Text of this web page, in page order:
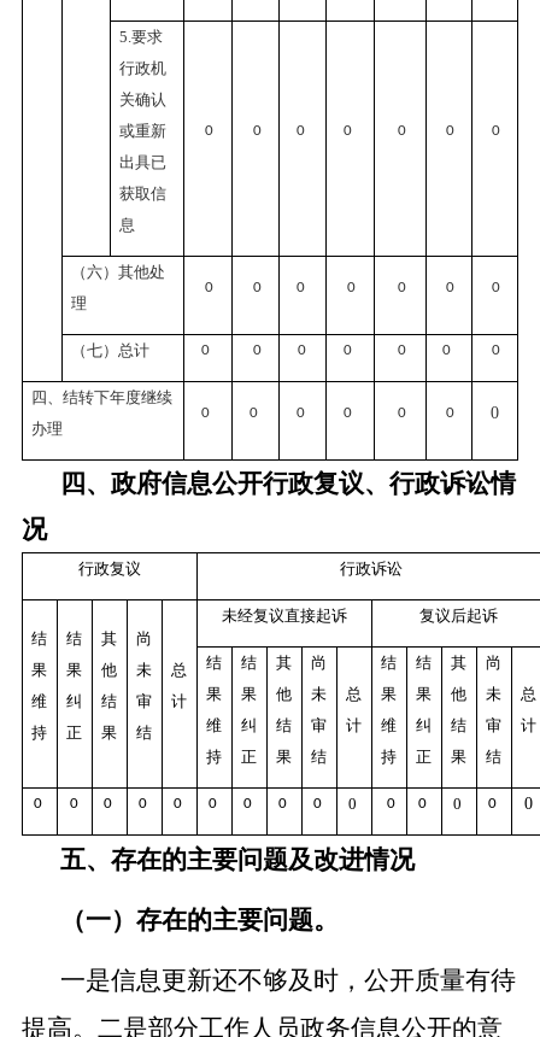
5.要求
行政机
关确认
或重新
出具已
获取信
息
0 0 0 0 0 0 0
（六）其他处
理
0 0 0 0 0 0 0
（七）总计 0 0 0 0 0 0 0
四、结转下年度继续
办理
0 0 0 0 0 0 0
四、政府信息公开行政复议、行政诉讼情
况
行政复议 行政诉讼
结
果
维
持
结
果
纠
正
其
他
结
果
尚
未
审
结
总
计
未经复议直接起诉 复议后起诉
结
果
维
持
结
果
纠
正
其
他
结
果
尚
未
审
结
总
计
结
果
维
持
结
果
纠
正
其
他
结
果
尚
未
审
结
总
计
0 0 0 0 0 0 0 0 0 0 0 0 0 0 0
五、存在的主要问题及改进情况
（一）存在的主要问题。
一是信息更新还不够及时，公开质量有待
提高。二是部分工作人员政务信息公开的意